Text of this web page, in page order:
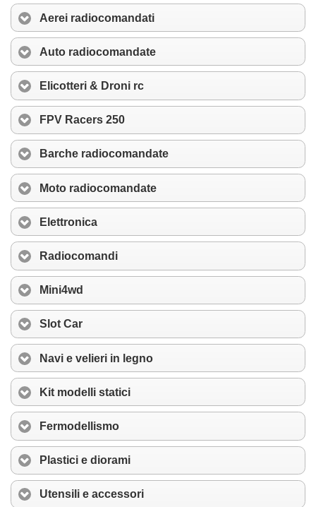
Aerei radiocomandati
Auto radiocomandate
Elicotteri & Droni rc
FPV Racers 250
Barche radiocomandate
Moto radiocomandate
Elettronica
Radiocomandi
Mini4wd
Slot Car
Navi e velieri in legno
Kit modelli statici
Fermodellismo
Plastici e diorami
Utensili e accessori